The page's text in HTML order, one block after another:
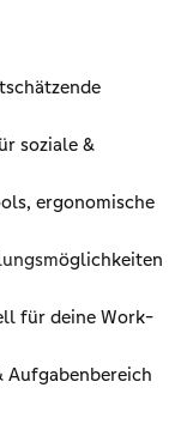
soziale &
ergonomische
öglichkeiten
für deine Work-
Aufgabenbereich